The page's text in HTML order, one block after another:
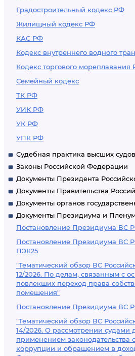
Градостроительный кодекс РФ
Жилищный кодекс РФ
КАС РФ
Кодекс внутреннего водного
Кодекс торгового мореплавания
Семейный кодекс
ТК РФ
УИК РФ
УК РФ
УПК РФ
Судебная практика высших
Законы Российской Федерации
Документы Президента
Документы Правительства
Документы органов
Документы Президиума и
Постановление Президиума ВС
Постановление Президиума ВС
ПЭК25
"Тематический обзор ВС
12/2026. По делам, связанным с
повлекших переход права
помещения"
Постановление Президиума ВС
"Тематический обзор ВС
14/2026. О рассмотрении судами
применением законодательства
коррупции и обращением в